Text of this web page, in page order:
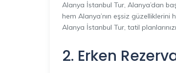
Alanya İstanbul Tur, Alanya’dan
hem Alanya’nın eşsiz güzelliklerini
Alanya İstanbul Tur, tatil
2. Erken